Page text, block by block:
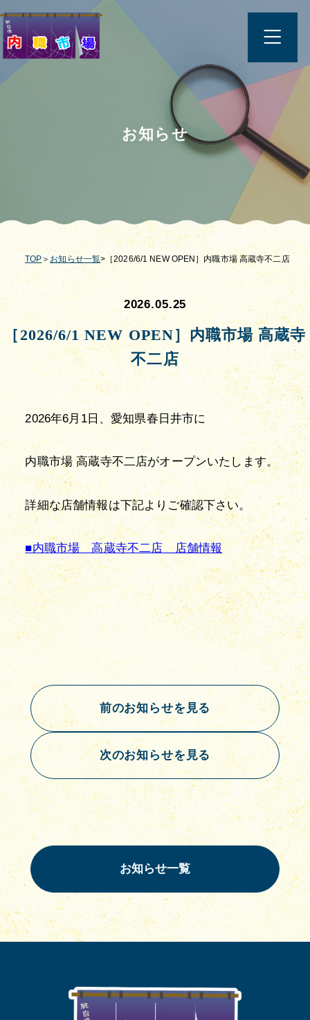
お知らせ
TOP ＞ お知らせ一覧>［2026/6/1 NEW OPEN］内職市場 高蔵寺不二店
2026.05.25
［2026/6/1 NEW OPEN］内職市場 高蔵寺
不二店
2026年6月1日、愛知県春日井市に
内職市場 高蔵寺不二店がオープンいたします。
詳細な店舗情報は下記よりご確認下さい。
■内職市場　高蔵寺不二店　店舗情報
前のお知らせを見る
次のお知らせを見る
お知らせ一覧